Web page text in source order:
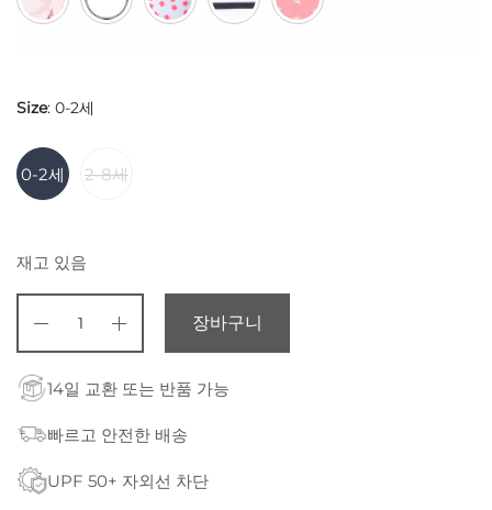
Size: 0-2세
0-2세 2-8세
재고 있음
장바구니
14일 교환 또는 반품 가능
빠르고 안전한 배송
UPF 50+ 자외선 차단